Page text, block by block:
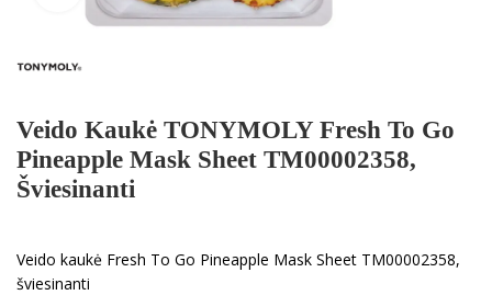
Veido Kaukė TONYMOLY Fresh To Go
Pineapple Mask Sheet TM00002358,
Šviesinanti
Veido kaukė Fresh To Go Pineapple Mask Sheet TM00002358,
šviesinanti